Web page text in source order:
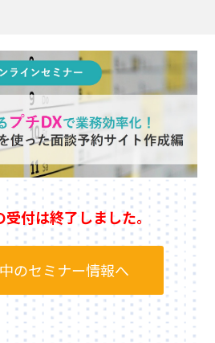
受付は終了しました。
のセミナー情報へ